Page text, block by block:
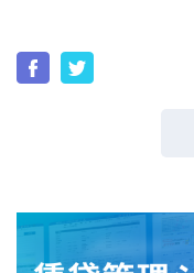
ユーザーインタビュー